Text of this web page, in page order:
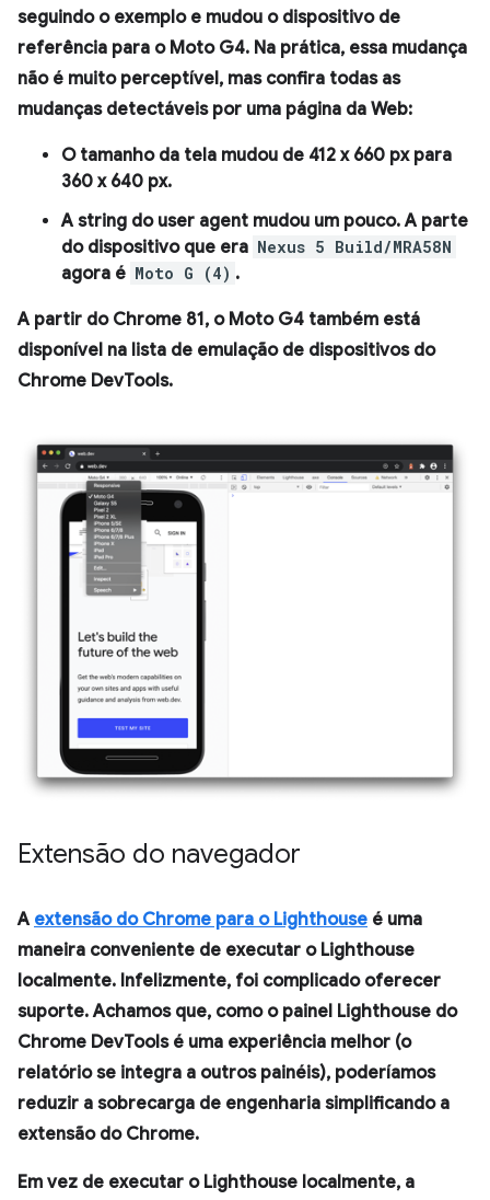
seguindo o exemplo e mudou o dispositivo de
referência para o Moto G4. Na prática, essa mudança
não é muito perceptível, mas confira todas as
mudanças detectáveis por uma página da Web:
O tamanho da tela mudou de 412 x 660 px para
360 x 640 px.
A string do user agent mudou um pouco. A parte
do dispositivo que era Nexus 5 Build/MRA58N
agora é Moto G (4) .
A partir do Chrome 81, o Moto G4 também está
disponível na lista de emulação de dispositivos do
Chrome DevTools.
Extensão do navegador
A extensão do Chrome para o Lighthouse é uma
maneira conveniente de executar o Lighthouse
localmente. Infelizmente, foi complicado oferecer
suporte. Achamos que, como o painel Lighthouse do
Chrome DevTools é uma experiência melhor (o
relatório se integra a outros painéis), poderíamos
reduzir a sobrecarga de engenharia simplificando a
extensão do Chrome.
Em vez de executar o Lighthouse localmente, a